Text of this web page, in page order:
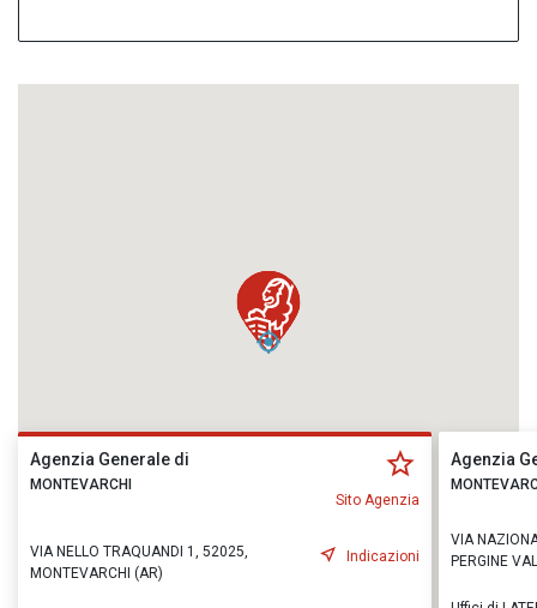
Agenzia Generale di
MONTEVARCHI
Sito Agenzia
VIA NELLO TRAQUANDI 1, 52025,
MONTEVARCHI (AR)
Indicazioni
Agenzia
VIA
PERGINE